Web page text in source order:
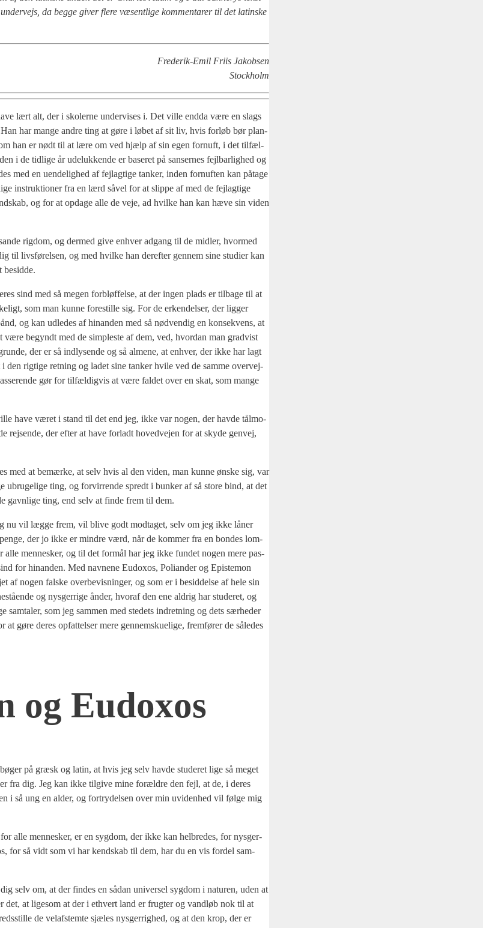
da beg­ge giver fle­re væsent­li­ge kom­men­ta­rer til det lat­in­ske
Fre­de­rik-Emil Fri­is Jakob­sen
Sto­ck­holm
lært alt, der i sko­ler­ne under­vi­ses i. Det vil­le end­da være en slags
har man­ge andre ting at gøre i løbet af sit liv, hvis for­løb bør plan­
han er nødt til at lære om ved hjælp af sin egen for­nuft, i det til­fæl­
i de tid­li­ge år ude­luk­ken­de er base­ret på san­ser­nes fejl­bar­lig­hed og
med en uen­de­lig­hed af fejl­ag­ti­ge tan­ker, inden for­nuf­ten kan påta­ge
instruk­tio­ner fra en lærd såvel for at slip­pe af med de fejl­ag­ti­ge
og for at opda­ge alle de veje, ad hvil­ke han kan hæve sin viden
rig­dom, og der­med give enhver adgang til de mid­ler, hvor­med
til livs­fø­rel­sen, og med hvil­ke han der­ef­ter gen­nem sine stu­di­er kan
besid­de.
sind med så megen for­bløf­fel­se, at der ingen plads er til­ba­ge til at
som man kun­ne fore­stil­le sig. For de erken­del­ser, der lig­ger
og kan udle­des af hin­an­den med så nød­ven­dig en kon­se­kvens, at
begyndt med de simp­le­ste af dem, ved, hvor­dan man grad­vist
der er så ind­ly­sen­de og så alme­ne, at enhver, der ikke har lagt
rig­ti­ge ret­ning og ladet sine tan­ker hvi­le ved de sam­me over­vej­
gør for til­fæl­dig­vis at være fal­det over en skat, som man­ge
have været i stand til det end jeg, ikke var nogen, der hav­de tål­mo­
rej­sen­de, der efter at have for­ladt hoved­vej­en for at sky­de gen­vej,
med at bemær­ke, at selv hvis al den viden, man kun­ne ønske sig, var
ubru­ge­li­ge ting, og for­vir­ren­de spredt i bun­ker af så sto­re bind, at det
gavn­li­ge ting, end selv at fin­de frem til dem.
nu vil læg­ge frem, vil bli­ve godt mod­ta­get, selv om jeg ikke låner
der jo ikke er min­dre værd, når de kom­mer fra en bon­des lom­
men­ne­sker, og til det for­mål har jeg ikke fun­det nogen mere pas­
for hin­an­den. Med nav­ne­ne Eudoxos, Poli­an­der og Epi­ste­mon
nogen fal­ske over­be­vis­nin­ger, og som er i besid­del­se af hele sin
og nys­ger­ri­ge ånder, hvoraf den ene aldrig har stu­de­ret, og
som jeg sam­men med ste­dets indret­ning og dets sær­he­der
gøre deres opfat­tel­ser mere gen­nem­sku­e­li­ge, frem­fø­rer de såle­des
og Eudoxos
på græsk og lat­in, at hvis jeg selv hav­de stu­de­ret lige så meget
fra dig. Jeg kan ikke til­gi­ve mine for­æl­dre den fejl, at de, i deres
så ung en alder, og for­try­del­sen over min uvi­den­hed vil føl­ge mig
alle men­ne­sker, er en syg­dom, der ikke kan hel­bre­des, for nys­ger­
for så vidt som vi har kend­skab til dem, har du en vis for­del sam­
selv om, at der fin­des en sådan uni­ver­sel syg­dom i natu­ren, uden at
at lige­som at der i ethvert land er frug­ter og vand­løb nok til at
de vel­af­stem­te sjæ­les nys­ger­rig­hed, og at den krop, der er